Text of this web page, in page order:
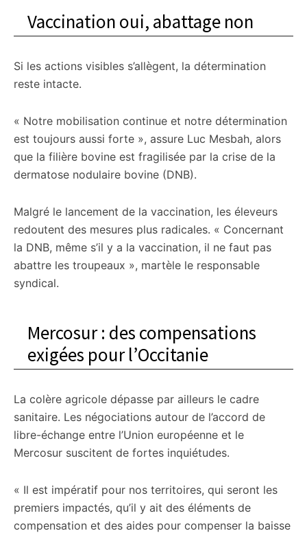
Vaccination oui, abattage non
Si les actions visibles s’allègent, la détermination
reste intacte.
« Notre mobilisation continue et notre détermination
est toujours aussi forte », assure Luc Mesbah, alors
que la filière bovine est fragilisée par la crise de la
dermatose nodulaire bovine (DNB).
Malgré le lancement de la vaccination, les éleveurs
redoutent des mesures plus radicales. « Concernant
la DNB, même s’il y a la vaccination, il ne faut pas
abattre les troupeaux », martèle le responsable
syndical.
Mercosur : des compensations
exigées pour l’Occitanie
La colère agricole dépasse par ailleurs le cadre
sanitaire. Les négociations autour de l’accord de
libre-échange entre l’Union européenne et le
Mercosur suscitent de fortes inquiétudes.
« Il est impératif pour nos territoires, qui seront les
premiers impactés, qu’il y ait des éléments de
compensation et des aides pour compenser la baisse